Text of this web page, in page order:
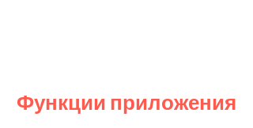
Функции приложения